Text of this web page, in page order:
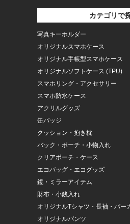
カテゴリで
写真キーホルダー
オリジナルスマホケース
オリジナル手帳型スマホケース
オリジナルソフトケース (TPU)
スマホリング・アクセサリー
スマホ防水ケース
アクリルグッズ
缶バッジ
クッション・抱き枕
バック・ポーチ・小物入れ
クリアポーチ・ケース
エコバッグ・エコグッズ
鏡・ミラーアイテム
財布・小銭入れ
オリジナルTシャツ・長袖・パー
オリジナルパンツ